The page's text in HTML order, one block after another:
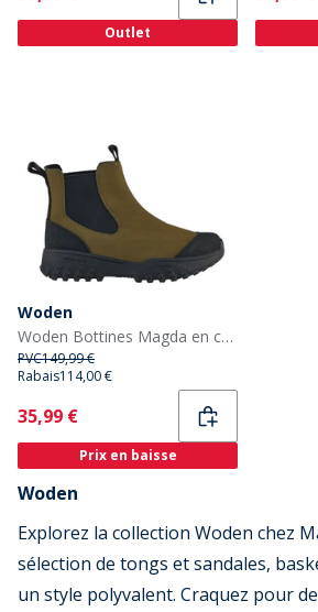
Outlet
Woden
Woden Bottines Magda en caoutchouc à bande de roulement 786 Olive Foncé/Noir
PVC149,99 €
Rabais114,00 €
Current
35,99 €
Prix en baisse
Woden
Explorez la collection Woden chez
sélection de tongs et sandales,
un style polyvalent. Craquez pour